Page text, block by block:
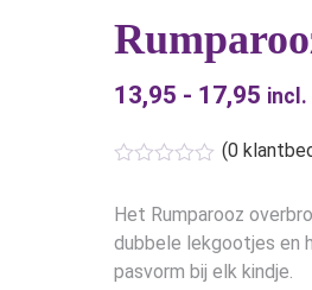
13,95 - 17,95 incl.
(0
Het Rumparooz
dubbele lekgootjes en
pasvorm bij elk kindje.